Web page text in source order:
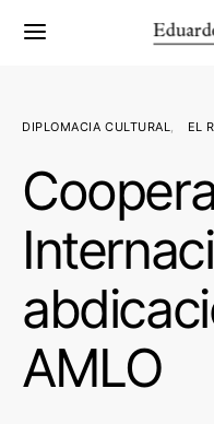
DIPLOMACIA CULTURAL EL
AMLO